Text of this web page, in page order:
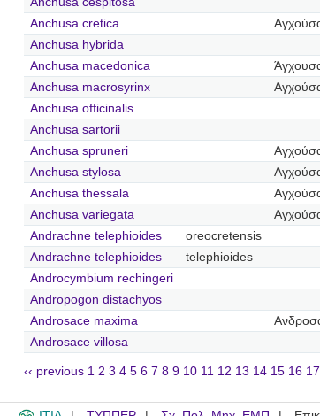
Anchusa cretica
Anchusa hybrida
Anchusa macedonica
Anchusa macrosyrinx
Anchusa officinalis
Anchusa sartorii
Anchusa spruneri
Anchusa stylosa
Anchusa thessala
Anchusa variegata
Andrachne telephioides
oreocretensis
Andrachne telephioides
telephioides
Androcymbium rechingeri
Andropogon distachyos
Androsace maxima
Androsace villosa
‹‹ previous 1 2 3 4 5 6 7 8 9 10 11 12 13 14 15 16 17